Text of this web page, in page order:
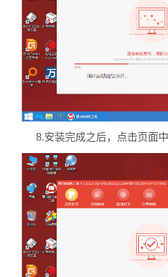
8.安装完成之后，点击页面中